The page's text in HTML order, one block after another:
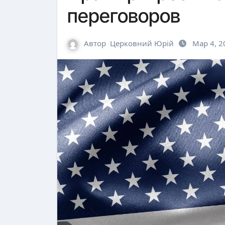
переговоров
Автор Церковний Юрій Мар 4,